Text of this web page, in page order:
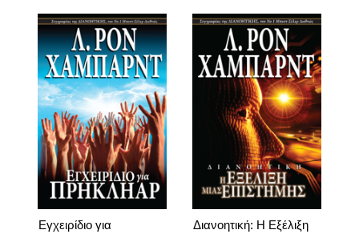
Εγχειρίδιο για
Διανοητική: Η Εξέλιξη